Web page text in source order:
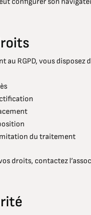
configurer son
au RGPD, vous disposez
du traitement
droits, contactez